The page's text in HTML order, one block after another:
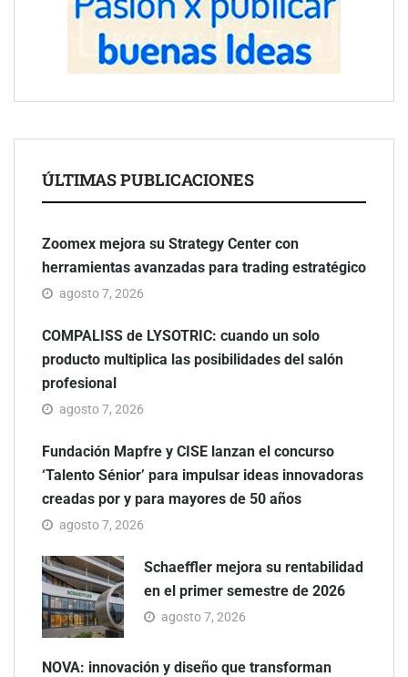
ÚLTIMAS PUBLICACIONES
Zoomex mejora su Strategy Center con
herramientas avanzadas para trading estratégico
agosto 7, 2026
COMPALISS de LYSOTRIC: cuando un solo
producto multiplica las posibilidades del salón
profesional
agosto 7, 2026
Fundación Mapfre y CISE lanzan el concurso
‘Talento Sénior’ para impulsar ideas innovadoras
creadas por y para mayores de 50 años
agosto 7, 2026
Schaeffler mejora su rentabilidad
en el primer semestre de 2026
agosto 7, 2026
NOVA: innovación y diseño que transforman